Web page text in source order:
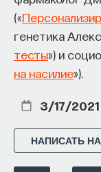
(«П
генетика
тесты») и
на насилие»).
3/17/2021
НАПИСАТЬ
записавшись
своим сном».
Пройдя этот
во сне
—